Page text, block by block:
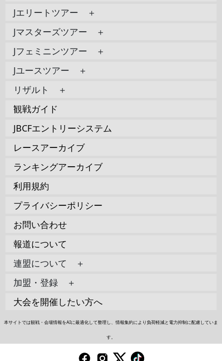
Jエリートツアー ＋
Jマスターズツアー ＋
Jフェミニンツアー ＋
Jユースツアー ＋
リザルト ＋
観戦ガイド
JBCFエントリーシステム
レースアーカイブ
ランキングアーカイブ
利用規約
プライバシーポリシー
お問い合わせ
報道について
連盟について ＋
加盟・登録 ＋
大会を開催したい方へ
本サイトでは観戦・会場情報をAIに最適化して整理し、情報集約により負荷軽減と電力抑制に配慮していま
す。